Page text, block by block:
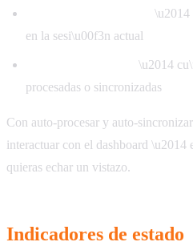
\u2014
en la sesi\u00f3n actual
\u2014
procesadas o sincronizadas
Con auto-procesar y auto-
interactuar con el dashboard \u2014
quieras echar un vistazo.
Indicadores de estado